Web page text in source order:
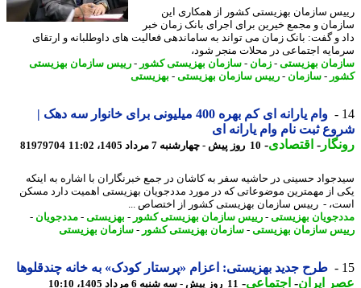
سازمان بهزیستی کشور از همکاری این
و مجمع خیرین برای اجرای بانک زمان خبر
و گفت: بانک زمان می تواند به ساماندهی فعالیت های داوطلبانه و ارتقای
اجتماعی در محلات منجر شود،
بهزیستی-زمان -سازمان بهزیستی کشور-رییس سازمان بهزیستی
-سازمان -رییس سازمان بهزیستی-بهزیستی
وام یارانه ای کم بهره 400 میلیونی برای خانوار سه دهک |
ثبت نام وام یارانه ای
-اقتصادی-10 روز پیش - چهارشنبه 7 مرداد 1405، 11:02 81979704
حسینی در حاشیه سفر به کاشان در جمع خبرنگاران با اشاره به اینکه
از مهمترین موضوعاتی که در مورد مددجویان بهزیستی اهمیت دارد مسکن
- رییس سازمان بهزیستی کشور از اختصاص ...
بهزیستی-رییس سازمان بهزیستی کشور-بهزیستی-مددجویان-
سازمان بهزیستی-سازمان بهزیستی کشور-سازمان بهزیستی
طرح جدید بهزیستی: اعزام «پرستار کودک» به خانه چندقلوها
ایران- اجتماعی-11 روز پیش - سه شنبه 6 مرداد 1405، 10:10